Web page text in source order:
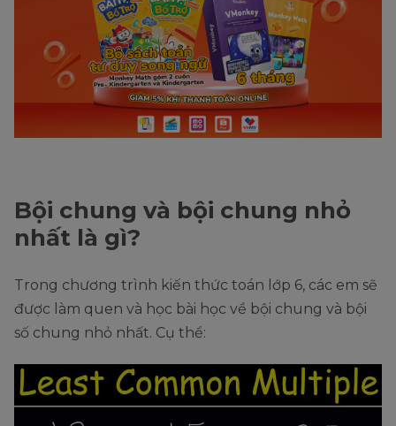
Bội chung và bội chung nhỏ
nhất là gì?
Trong chương trình kiến thức toán lớp 6, các em sẽ
được làm quen và học bài học về bội chung và bội
số chung nhỏ nhất. Cụ thể: